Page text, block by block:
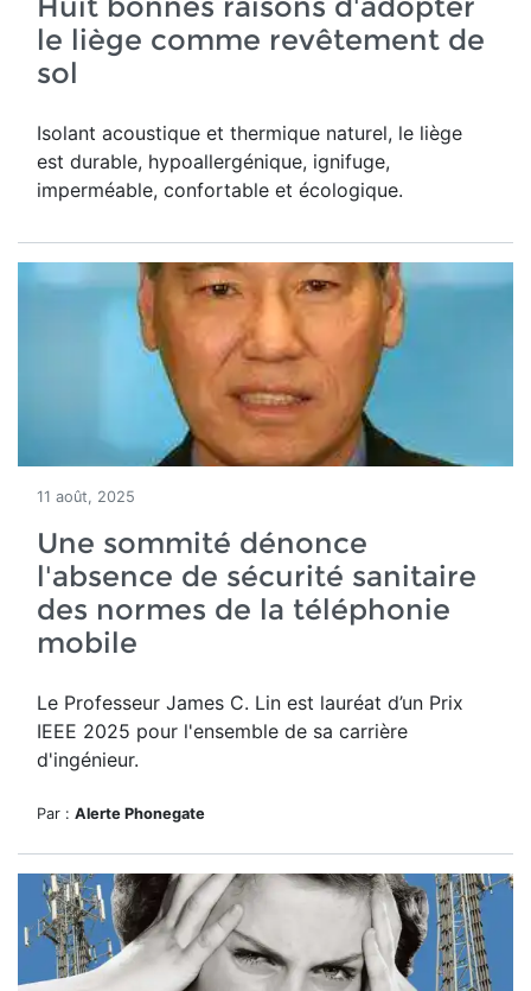
le liège comme revêtement de
sol
Isolant acoustique et thermique naturel, le liège
est durable, hypoallergénique, ignifuge,
imperméable, confortable et écologique.
11 août, 2025
Une sommité dénonce
l'absence de sécurité sanitaire
des normes de la téléphonie
mobile
Le Professeur James C. Lin est lauréat d’un Prix
IEEE 2025 pour l'ensemble de sa carrière
d'ingénieur.
Par : Alerte Phonegate